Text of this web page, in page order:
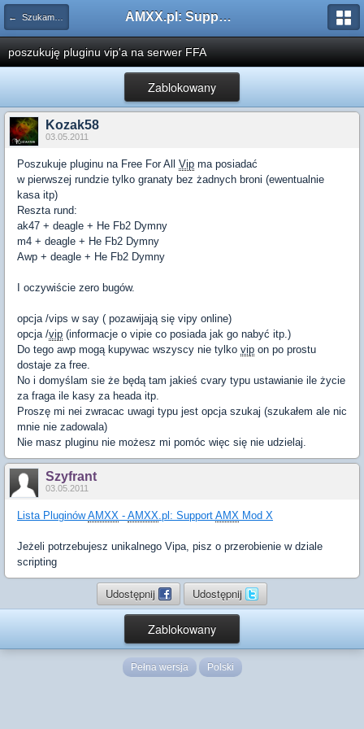
← Szukam pluginu AMXX.pl: Support AMX Mod X i SourceMod
poszukuję pluginu vip'a na serwer FFA
Zablokowany
Kozak58
03.05.2011
Poszukuje pluginu na Free For All Vip ma posiadać
w pierwszej rundzie tylko granaty bez żadnych broni (ewentualnie
kasa itp)
Reszta rund:
ak47 + deagle + He Fb2 Dymny
m4 + deagle + He Fb2 Dymny
Awp + deagle + He Fb2 Dymny
I oczywiście zero bugów.
opcja /vips w say ( pozawijają się vipy online)
opcja /vip (informacje o vipie co posiada jak go nabyć itp.)
Do tego awp mogą kupywac wszyscy nie tylko vip on po prostu
dostaje za free.
No i domyślam sie że będą tam jakieś cvary typu ustawianie ile życie
za fraga ile kasy za heada itp.
Proszę mi nei zwracac uwagi typu jest opcja szukaj (szukałem ale nic
mnie nie zadowala)
Nie masz pluginu nie możesz mi pomóc więc się nie udzielaj.
Szyfrant
03.05.2011
Lista PluginówAMXX - AMXX.pl: Support AMX Mod X
Jeżeli potrzebujesz unikalnego Vipa, pisz o przerobienie w dziale
scripting
Udostępnij Udostępnij
Zablokowany
Pełna wersja Polski